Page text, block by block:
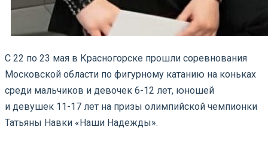
С 22 по 23 мая в Красногорске прошли соревнования
Московской области по фигурному катанию на коньках
среди мальчиков и девочек 6-12 лет, юношей
и девушек 11-17 лет на призы олимпийской чемпионки
Татьяны Навки «Наши Надежды».